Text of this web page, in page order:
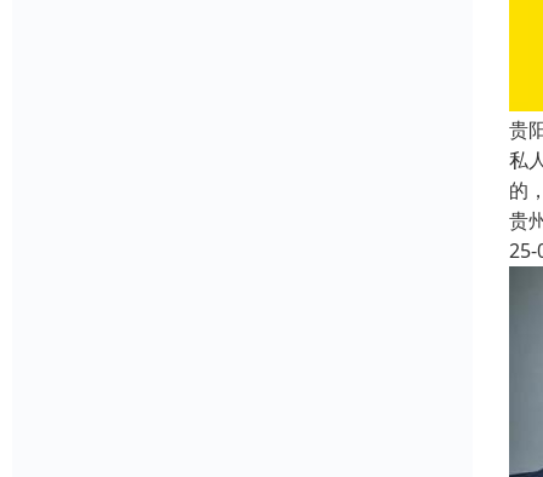
贵
私
的
贵
25-